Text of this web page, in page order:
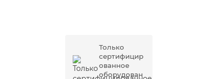
Только
сертифицир
ованное
оборудован